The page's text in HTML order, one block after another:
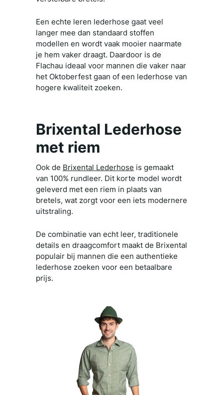
Een echte leren lederhose gaat veel
langer mee dan standaard stoffen
modellen en wordt vaak mooier naarmate
je hem vaker draagt. Daardoor is de
Flachau ideaal voor mannen die vaker naar
het Oktoberfest gaan of een lederhose van
hogere kwaliteit zoeken.
Brixental Lederhose
met riem
Ook de Brixental Lederhose is gemaakt
van 100% rundleer. Dit korte model wordt
geleverd met een riem in plaats van
bretels, wat zorgt voor een iets modernere
uitstraling.
De combinatie van echt leer, traditionele
details en draagcomfort maakt de Brixental
populair bij mannen die een authentieke
lederhose zoeken voor een betaalbare
prijs.